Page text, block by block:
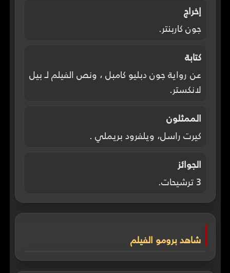
إخراج
جون كاربنتر.
كتابة
عن رواية جون دبليو كامبل ، ونص الفيلم لـ بيل
لانكستر.
الممثلون
كيرت راسل، ويلفرود بريملي .
الجوائز
3 ترشيحات.
شاهد برومو الفيلم